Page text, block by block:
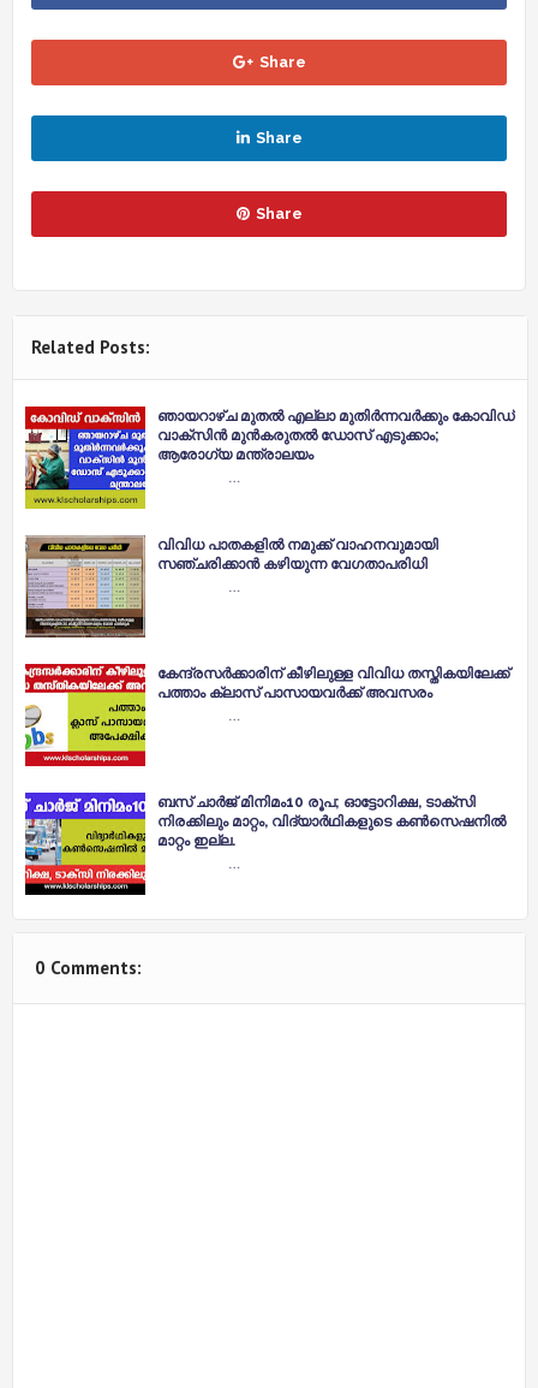
Share
Share
Share
Related Posts:
ഞായറാഴ്ച മുതല്‍ എല്ലാ മുതിര്‍ന്നവര്‍ക്കും കോവിഡ്
വാക്‌സിന്‍ മുന്‍കരുതല്‍ ഡോസ് എടുക്കാം;
ആരോഗ്യ മന്ത്രാലയം
…
വിവിധ പാതകളിൽ നമുക്ക് വാഹനവുമായി
സഞ്ചരിക്കാൻ കഴിയുന്ന വേഗതാപരിധി
…
കേന്ദ്രസര്‍ക്കാരിന് കീഴിലുള്ള വിവിധ തസ്തികയിലേക്ക്
പത്താം ക്ലാസ് പാസായവര്‍ക്ക് അവസരം
…
ബസ് ചാർജ് മിനിമം10 രൂപ; ഓട്ടോറിക്ഷ, ടാക്‌സി
നിരക്കിലും മാറ്റം, വിദ്യാർഥികളുടെ കൺസെഷനിൽ
മാറ്റം ഇല്ല.
…
0 Comments: